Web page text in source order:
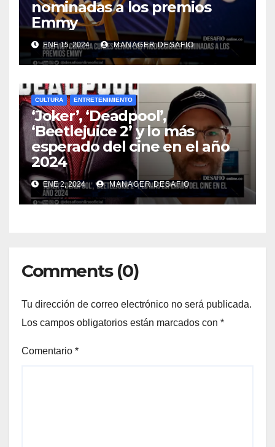
nominadas a los premios
Emmy
ENE 15, 2024 MANAGER.DESAFIO
CULTURA ENTRETENIMIENTO
‘Joker’, ‘Deadpool’,
‘Beetlejuice 2’ y lo más
esperado del cine en el año
2024
ENE 2, 2024 MANAGER.DESAFIO
Comments (0)
Tu dirección de correo electrónico no será publicada.
Los campos obligatorios están marcados con *
Comentario *